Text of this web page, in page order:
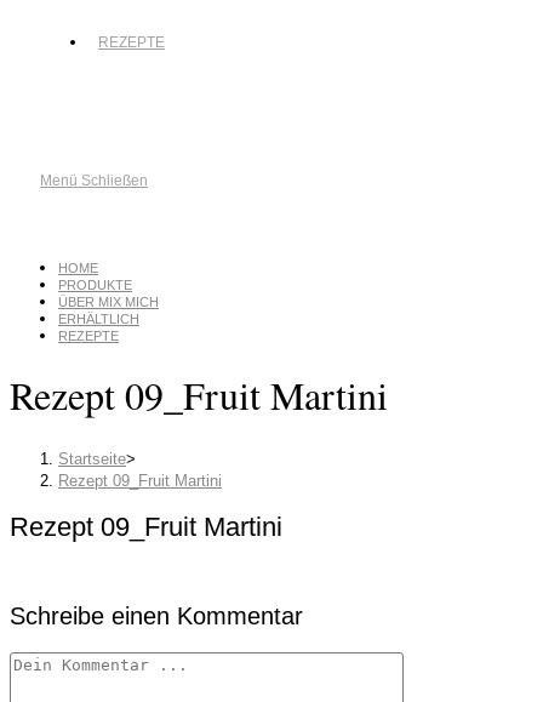
REZEPTE
Menü Schließen
HOME
PRODUKTE
ÜBER MIX MICH
ERHÄLTLICH
REZEPTE
Rezept 09_Fruit Martini
Startseite>
Rezept 09_Fruit Martini
Rezept 09_Fruit Martini
Schreibe einen Kommentar
Kommentieren